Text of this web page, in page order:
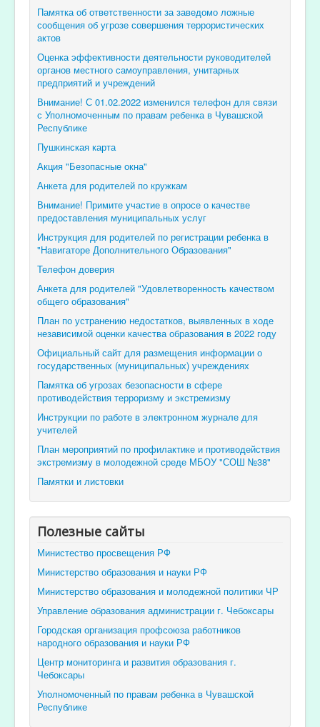
Памятка об ответственности за заведомо ложные
сообщения об угрозе совершения террористических
актов
Оценка эффективности деятельности руководителей
органов местного самоуправления, унитарных
предприятий и учреждений
Внимание! С 01.02.2022 изменился телефон для связи
с Уполномоченным по правам ребенка в Чувашской
Республике
Пушкинская карта
Акция "Безопасные окна"
Анкета для родителей по кружкам
Внимание! Примите участие в опросе о качестве
предоставления муниципальных услуг
Инструкция для родителей по регистрации ребенка в
"Навигаторе Дополнительного Образования"
Телефон доверия
Анкета для родителей "Удовлетворенность качеством
общего образования"
План по устранению недостатков, выявленных в ходе
независимой оценки качества образования в 2022 году
Официальный сайт для размещения информации о
государственных (муниципальных) учреждениях
Памятка об угрозах безопасности в сфере
противодействия терроризму и экстремизму
Инструкции по работе в электронном журнале для
учителей
План мероприятий по профилактике и противодействия
экстремизму в молодежной среде МБОУ "СОШ №38"
Памятки и листовки
Полезные сайты
Министество просвещения РФ
Министерство образования и науки РФ
Министерство образования и молодежной политики ЧР
Управление образования администрации г. Чебоксары
Городская организация профсоюза работников
народного образования и науки РФ
Центр мониторинга и развития образования г.
Чебоксары
Уполномоченный по правам ребенка в Чувашской
Республике